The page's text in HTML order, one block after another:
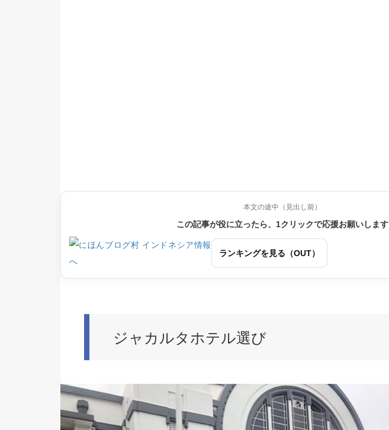
本文の途中（見出し前）
この記事が役に立ったら、1クリックで応援お願いします
ランキングを見る（OUT）
ジャカルタホテル選び